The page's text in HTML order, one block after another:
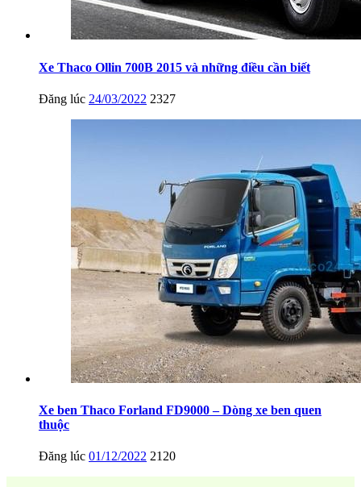
Xe Thaco Ollin 700B 2015 và những điều cần biết
Đăng lúc 24/03/2022 2327
Xe ben Thaco Forland FD9000 – Dòng xe ben quen
thuộc
Đăng lúc 01/12/2022 2120